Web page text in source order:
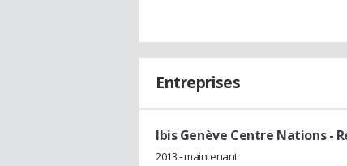
Entreprises
Ibis Genève Centre Nations-
2013 - maintenant